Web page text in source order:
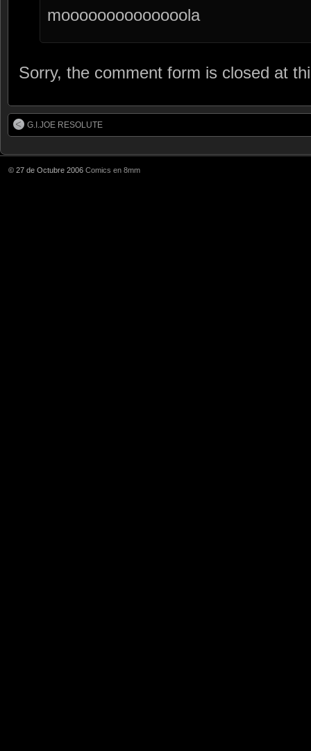
moooooooooooooola
Sorry, the comment form is closed at
G.I.JOE RESOLUTE
© 27 de Octubre 2006 Comics en 8mm